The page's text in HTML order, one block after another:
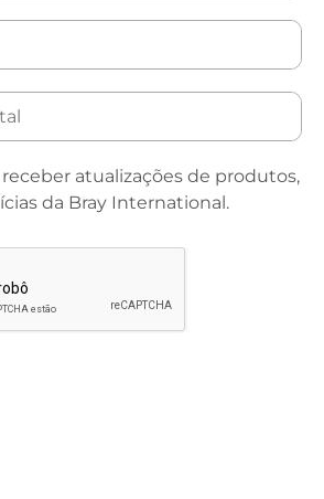
atualizações de produtos,
da Bray International.